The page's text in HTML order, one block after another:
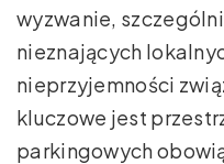
wyzwanie,
nieznających
nieprzyjemności
kluczowe jest
parkingowych